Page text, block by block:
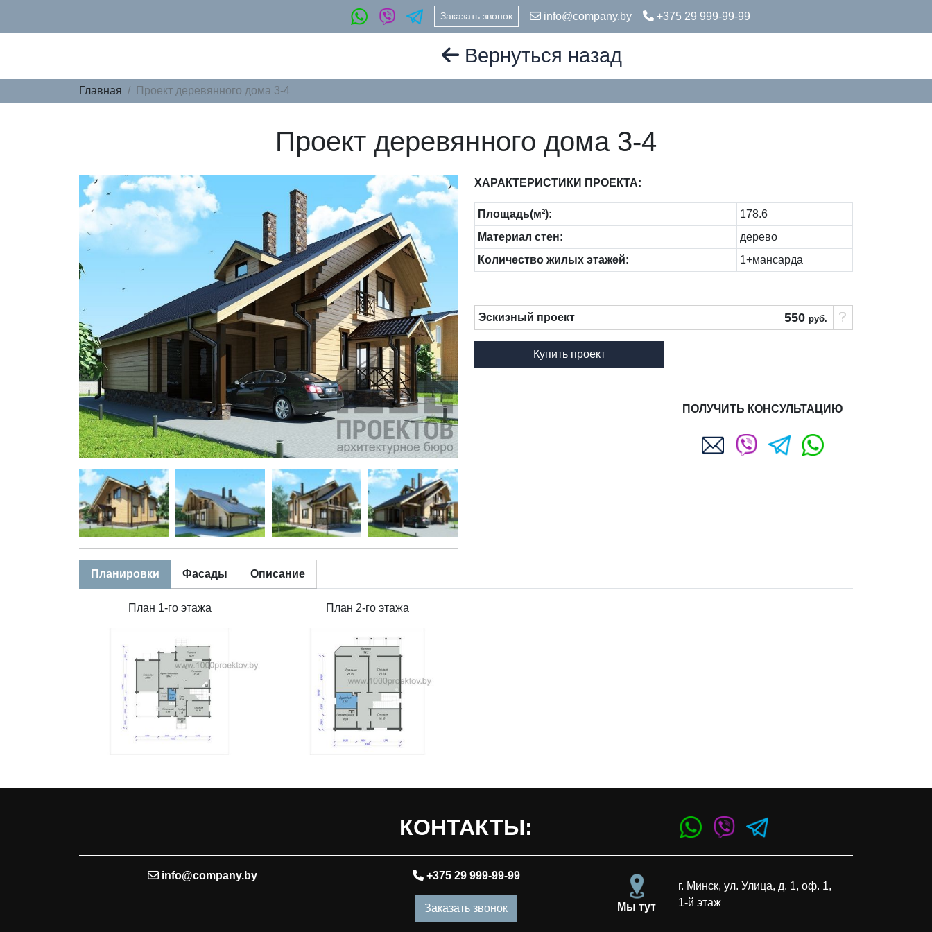
Заказать звонок info@company.by +375 29 999-99-99
Вернуться назад
Главная Проект деревянного дома 3-4
Проект деревянного дома 3-4
ХАРАКТЕРИСТИКИ ПРОЕКТА:
Площадь(м²):
178.6
Материал стен:
дерево
Количество жилых этажей:
1+мансарда
Эскизный проект 550 руб.
Купить проект
ПОЛУЧИТЬ КОНСУЛЬТАЦИЮ
Планировки Фасады Описание
План 1-го этажа План 2-го этажа
КОНТАКТЫ:
info@company.by +375 29 999-99-99
Заказать звонок Мы тут
г. Минск, ул. Улица, д. 1, оф. 1,
1-й этаж